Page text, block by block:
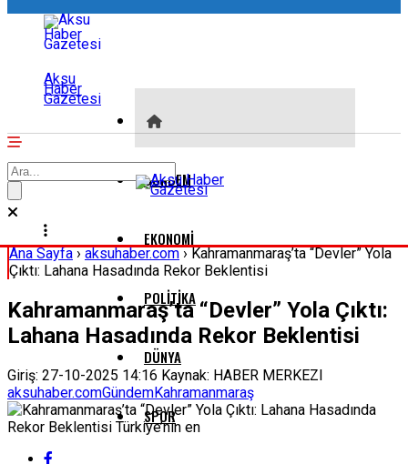
Aksu
Haber
Gazetesi
GÜNDEM
EKONOMI
POLITIKA
DÜNYA
SPOR
Ana Sayfa›aksuhaber.com›Kahramanmaraş’ta “Devler” Yola
Çıktı: Lahana Hasadında Rekor Beklentisi
Kahramanmaraş’ta “Devler” Yola Çıktı:
Lahana Hasadında Rekor Beklentisi
Giriş: 27-10-2025 14:16 Kaynak: HABER MERKEZI
aksuhaber.comGündemKahramanmaraş